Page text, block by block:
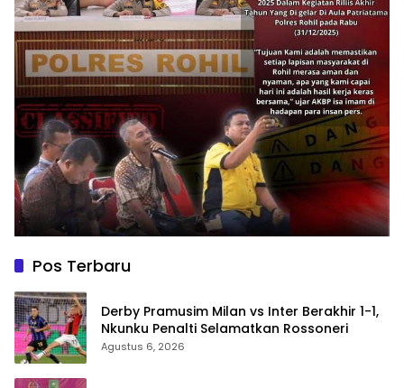
Pos Terbaru
Derby Pramusim Milan vs Inter Berakhir 1-1,
Nkunku Penalti Selamatkan Rossoneri
Agustus 6, 2026